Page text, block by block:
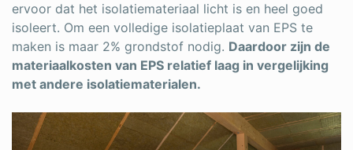
ervoor dat het isolatiemateriaal licht is en heel goed
isoleert. Om een volledige isolatieplaat van EPS te
maken is maar 2% grondstof nodig. Daardoor zijn de
materiaalkosten van EPS relatief laag in vergelijking
met andere isolatiematerialen.